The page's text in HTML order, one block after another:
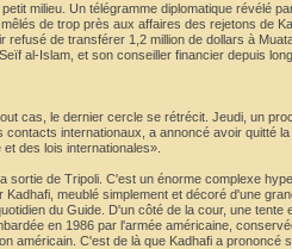
milieu. Un télégramme diplomatique révélé
de trop près aux affaires des rejetons de
refusé de transférer 1,2 million de dollars à
al-Islam, et son conseiller financier depuis
cas, le dernier cercle se rétrécit. Jeudi, un
internationaux, a annoncé avoir quitté
des lois internationales».
sortie de Tripoli. C'est un énorme complexe
meublé simplement et décoré d'une
du Guide. D'un côté de la cour, une tente
en 1986 par l'armée américaine,
américain. C'est de là que Kadhafi a prononcé